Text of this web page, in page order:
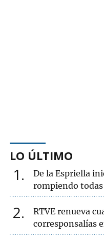
LO ÚLTIMO
1
De la Espriella
rompiendo
2
RTVE renueva
corresponsalías